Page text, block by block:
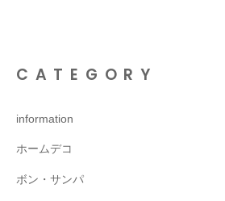
CATEGORY
information
ホームデコ
ボン・サンパ